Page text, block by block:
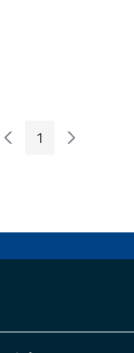
Previous Page
Page
1 Next Page